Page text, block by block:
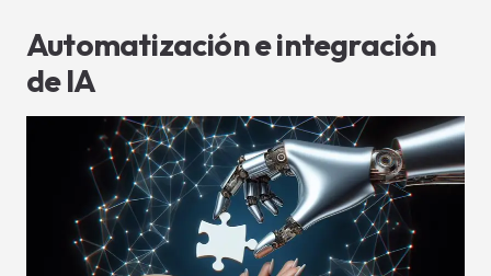
Automatización e integración
de IA